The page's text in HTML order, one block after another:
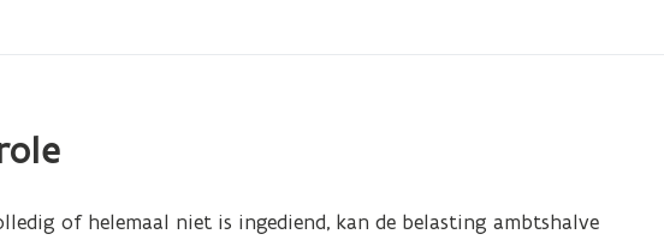
of helemaal niet is ingediend, kan de belasting ambtshalve